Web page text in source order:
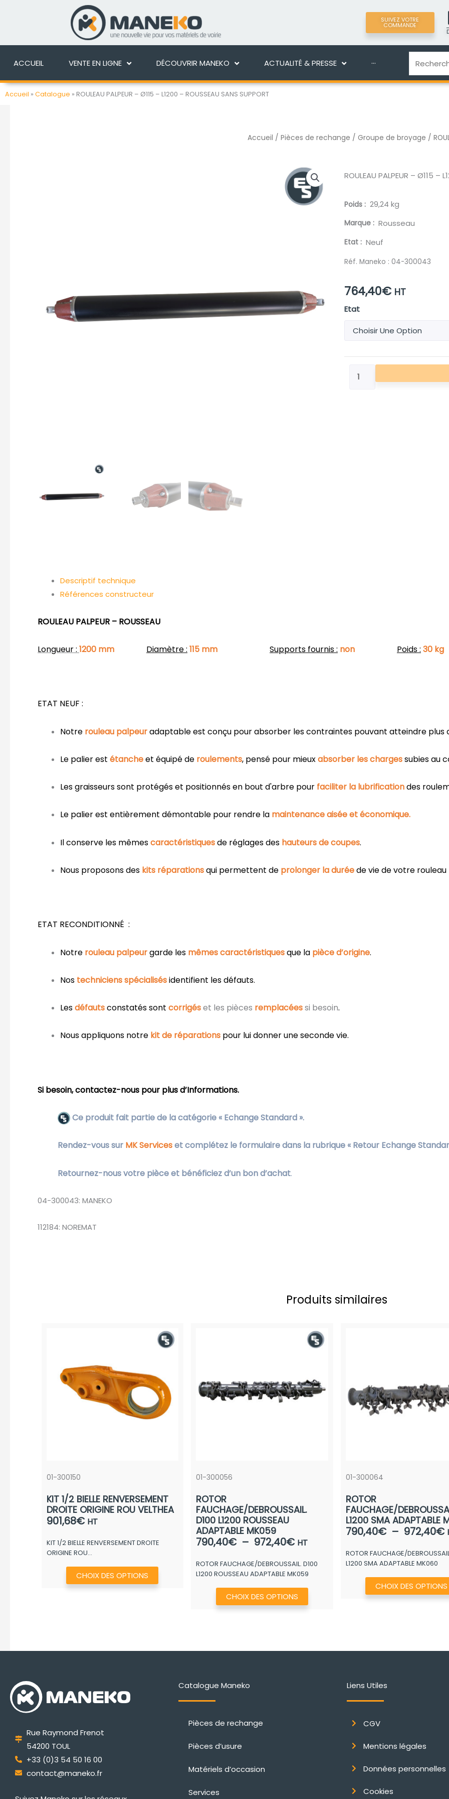
SUIVEZ VOTRE
COMMANDE
ACCUEIL VENTE EN LIGNE DÉCOUVRIR MANEKO ACTUALITÉ & PRESSE ···
ACCUEIL VENTE EN LIGNE ACTUALITÉ &
Accueil » Catalogue » ROULEAU PALPEUR – Ø115 – L1200 – ROUSSEAU SANS SUPPORT
Accueil / Pièces de rechange / Groupe de broyage /
ROULEAU PALPEUR – Ø115 –
Poids 29,24 kg
Marque Rousseau
Etat Neuf
Réf. Maneko : 04-300043
764,40€ HT
Etat
quantité
ROULEAU
Ø115
Descriptif technique
Références constructeur
ROULEAU PALPEUR – ROUSSEAU
Longueur : 1200 mm Diamètre : 115 mm Supports fournis : non Poids : 30 kg
ETAT NEUF :
Notre rouleau palpeuradaptable est conçu pour absorber les contraintes pouvant atteindre plus
Le palier est étancheet équipé de roulements, pensé pour mieuxabsorber les chargessubies au
Les graisseurs sont protégés et positionnés en bout d'arbre pour faciliter la lubrificationdes
Le palier est entièrement démontable pour rendre la maintenance aisée et économique.
Il conserve les mêmescaractéristiquesde réglages des hauteurs de coupes.
Nous proposons des kits réparationsqui permettent de prolonger la duréede vie de votre
ETAT RECONDITIONNÉ :
Notre rouleau palpeurgarde les mêmes caractéristiquesque la pièce d’origine.
Nos techniciens spécialisésidentifient les défauts.
Lesdéfautsconstatés sont corrigéset les pièces remplacéessi besoin.
Nous appliquons notre kit de réparations pour lui donner une seconde vie.
Si besoin, contactez-nous pour plus d’Informations.
Ce produit fait partie de la catégorie «Echange Standard ».
Rendez-vous sur MK Serviceset complétez le formulaire dans la rubrique « Retour Echange
Retournez-nous votre pièce et bénéficiez d’un bon d’achat.
04-300043: MANEKO
112184: NOREMAT
Produits similaires
01-300150
KIT 1/2 BIELLE RENVERSEMENT
DROITE ORIGINE ROU VELTHEA
901,68€ HT
KIT 1/2 BIELLE RENVERSEMENT DROITE
ORIGINE ROU...
CHOIX DES OPTIONS
Ce
produit
options
choisies
01-300056
ROTOR
FAUCHAGE/DEBROUSSAIL.
D100 L1200 ROUSSEAU
ADAPTABLE MK059
790,40€ – 972,40€Plage
prix :
790,40€
à
972,40€
HT
ROTOR FAUCHAGE/DEBROUSSAIL. D100
L1200 ROUSSEAU ADAPTABLE MK059
CHOIX DES OPTIONS
Ce
produit
01-300064
ROTOR
FAUCHAGE/
L1200 SMA ADAPTABLE
790,40€ – 972,40€
ROTOR FAUCHAGE/
L1200 SMA ADAPTABLE MK060
CHOIX DES OPTIONS
Rue Raymond Frenot
54200 TOUL
+33 (0)3 54 50 16 00
contact@maneko.fr
Liens Utiles
CGV
Mentions légales
Données personnelles
Cookies
Catalogue Maneko
Pièces de rechange
Pièces d’usure
Matériels d’occasion
Services